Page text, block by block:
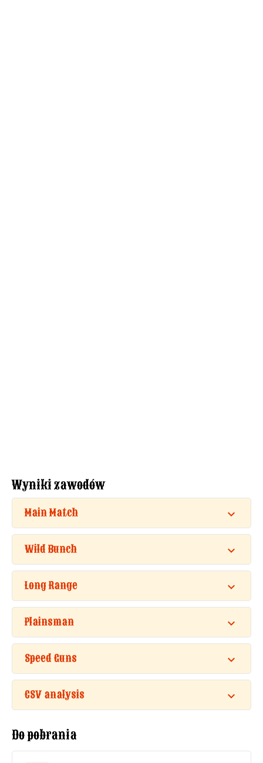
Wyniki zawodów
Main Match
Wild Bunch
Long Range
Plainsman
Speed Guns
CSV analysis
Do pobrania